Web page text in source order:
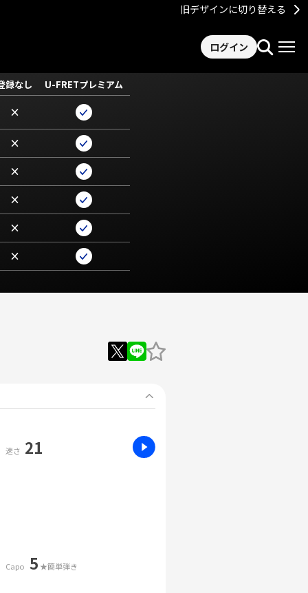
旧デザインに切り替える
ログイン
録なし U-FRETプレミアム
×
×
×
×
×
×
速さ 21
Capo 5 ★簡単弾き